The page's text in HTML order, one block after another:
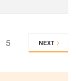
5 NEXT